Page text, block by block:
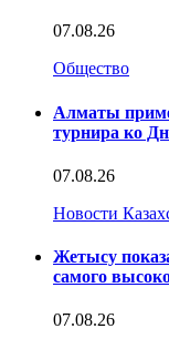
07.08.26
Общество
Алматы
турнира ко
07.08.26
Новости
Жетысу
самого
07.08.26